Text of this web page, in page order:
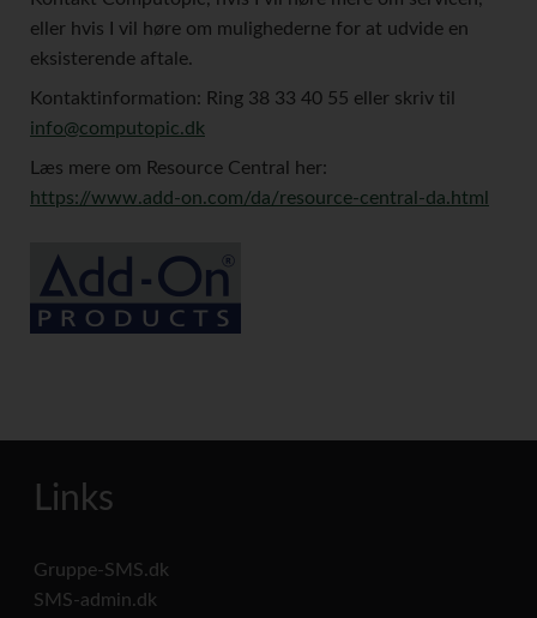
eller hvis I vil høre om mulighederne for at udvide en
eksisterende aftale.
Kontaktinformation: Ring 38 33 40 55 eller skriv til
info@computopic.dk
Læs mere om Resource Central her:
https://www.add-on.com/da/resource-central-da.html
Links
Gruppe-SMS.dk
SMS-admin.dk